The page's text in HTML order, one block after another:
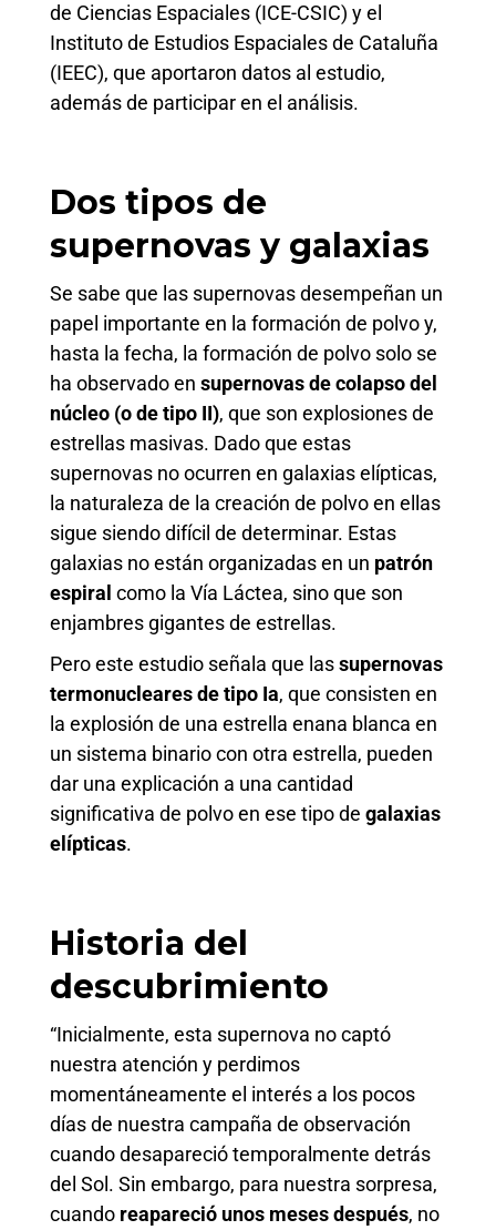
de Ciencias Espaciales (ICE-CSIC) y el
Instituto de Estudios Espaciales de Cataluña
(IEEC), que aportaron datos al estudio,
además de participar en el análisis.
Dos tipos de
supernovas y galaxias
Se sabe que las supernovas desempeñan un
papel importante en la formación de polvo y,
hasta la fecha, la formación de polvo solo se
ha observado en supernovas de colapso del
núcleo (o de tipo II), que son explosiones de
estrellas masivas. Dado que estas
supernovas no ocurren en galaxias elípticas,
la naturaleza de la creación de polvo en ellas
sigue siendo difícil de determinar. Estas
galaxias no están organizadas en un patrón
espiral como la Vía Láctea, sino que son
enjambres gigantes de estrellas.
Pero este estudio señala que lassupernovas
termonucleares de tipo Ia, que consisten en
la explosión de una estrella enana blanca en
un sistema binario con otra estrella, pueden
dar una explicación a una cantidad
significativa de polvo en ese tipo de galaxias
elípticas.
Historia del
descubrimiento
“Inicialmente, esta supernova no captó
nuestra atención y perdimos
momentáneamente el interés a los pocos
días de nuestra campaña de observación
cuando desapareció temporalmente detrás
del Sol. Sin embargo, para nuestra sorpresa,
cuando reapareció unos meses después, no